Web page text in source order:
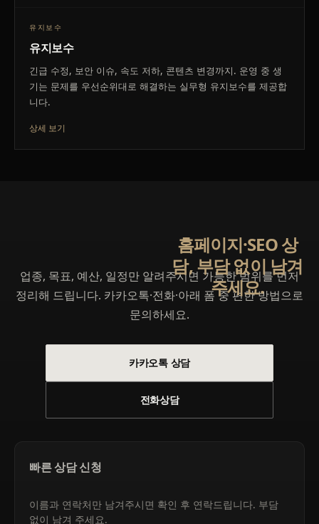
유지보수
유지보수
긴급 수정, 보안 이슈, 속도 저하, 콘텐츠 변경까지. 운영 중 생
기는 문제를 우선순위대로 해결하는 실무형 유지보수를 제공합
니다.
상세 보기
홈페이지·SEO 상
담, 부담 없이 남겨
주세요.
홈페이지·SEO 상
업종, 목표, 예산, 일정만 알려주시면 가능한 범위를 먼저
정리해 드립니다. 카카오톡·전화·아래 폼 중 편한 방법으로
문의하세요.
카카오톡 상담
전화상담
빠른 상담 신청
이름과 연락처만 남겨주시면 확인 후 연락드립니다. 부담
없이 남겨 주세요.